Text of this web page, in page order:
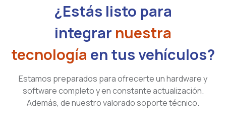
¿Estás listo para
integrar nuestra
tecnología en tus vehículos?
Estamos preparados para ofrecerte un hardware y
software completo y en constante actualización.
Además, de nuestro valorado soporte técnico.